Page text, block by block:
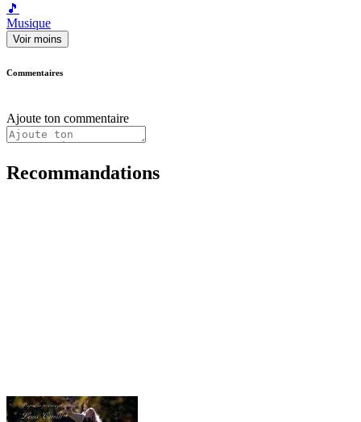
🎵
Musique
Voir moins
Commentaires
Ajoute ton commentaire
Recommandations